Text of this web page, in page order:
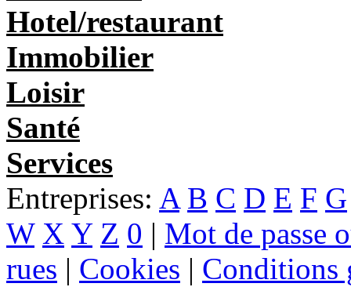
Hotel/restaurant
Immobilier
Loisir
Santé
Services
Entreprises: A B C D E F G
W X Y Z 0 | Mot de passe
rues | Cookies | Conditions